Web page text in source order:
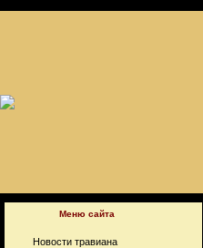
Меню сайта
Новости травиана